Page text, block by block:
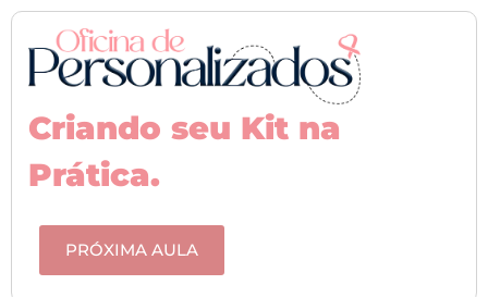
Criando seu Kit na
Prática.
PRÓXIMA AULA